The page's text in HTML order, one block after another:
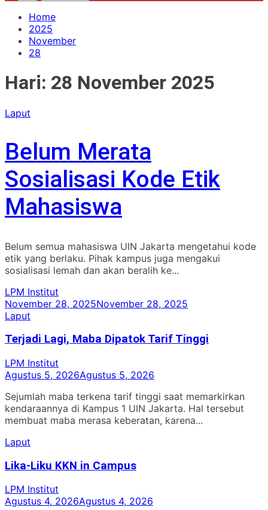
Home
2025
November
28
Hari: 28 November 2025
Laput
Belum Merata
Sosialisasi Kode Etik
Mahasiswa
Belum semua mahasiswa UIN Jakarta mengetahui kode
etik yang berlaku. Pihak kampus juga mengakui
sosialisasi lemah dan akan beralih ke...
LPM Institut
November 28, 2025November 28, 2025
Laput
Terjadi Lagi, Maba Dipatok Tarif Tinggi
LPM Institut
Agustus 5, 2026Agustus 5, 2026
Sejumlah maba terkena tarif tinggi saat memarkirkan
kendaraannya di Kampus 1 UIN Jakarta. Hal tersebut
membuat maba merasa keberatan, karena...
Laput
Lika-Liku KKN in Campus
LPM Institut
Agustus 4, 2026Agustus 4, 2026